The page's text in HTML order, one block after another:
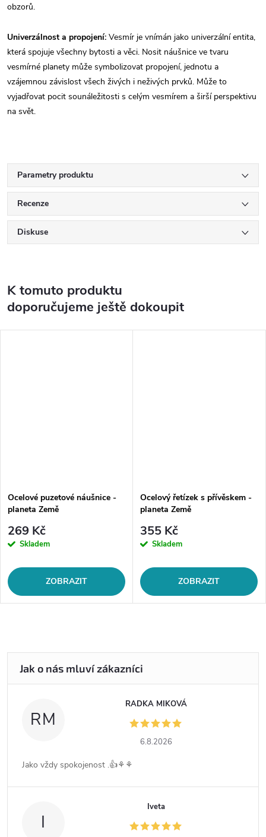
obzorů.
Univerzálnost a propojení: Vesmír je vnímán jako univerzální entita,
která spojuje všechny bytosti a věci. Nosit náušnice ve tvaru
vesmírné planety může symbolizovat propojení, jednotu a
vzájemnou závislost všech živých i neživých prvků. Může to
vyjadřovat pocit sounáležitosti s celým vesmírem a širší perspektivu
na svět.
Parametry produktu
Recenze
Diskuse
K tomuto produktu
doporučujeme ještě dokoupit
Ocelové puzetové náušnice -
planeta Země
269 Kč
Skladem
ZOBRAZIT
Ocelový řetízek s přívěskem -
planeta Země
355 Kč
Skladem
ZOBRAZIT
RM
RADKA MIKOVÁ
6.8.2026
Jako vždy spokojenost .👍⚘️⚘️
I
Iveta